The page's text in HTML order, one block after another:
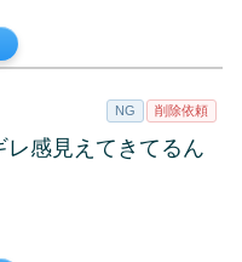
NG 削除依頼
感見えてきてるん